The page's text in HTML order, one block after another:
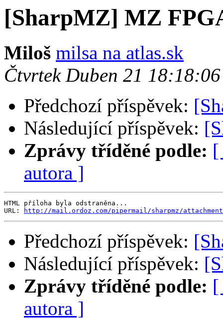
[SharpMZ] MZ
Miloš milsa na atlas.sk
Čtvrtek Duben 21
Předchozí příspěvek:
Následující příspěvek:
Zprávy tříděné podle: [
autora ]
HTML příloha byla odstraněna...
URL:
http://mail.ordoz.com/pipermail/sharpmz/
Předchozí příspěvek:
Následující příspěvek:
Zprávy tříděné podle: [
autora ]